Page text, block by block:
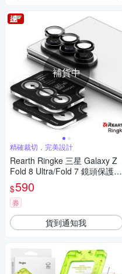
補貨中
精確裁切，完美設計
Rearth Ringke 三星 Galaxy Z
Fold 8 Ultra/Fold 7 鏡頭保護貼
(2片裝)
$590
券
貨到通知我